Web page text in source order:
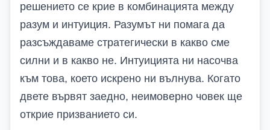
решението се крие в комбинацията между
разум и интуиция. Разумът ни помага да
разсъждаваме стратегически в какво сме
силни и в какво не. Интуицията ни насочва
към това, което искрено ни вълнува. Когато
двете вървят заедно, неимоверно човек ще
открие призванието си.